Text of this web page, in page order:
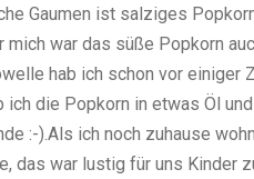
Gaumen ist salziges
mich war das süße Popkorn
hab ich schon vor einiger
ich die Popkorn in etwas Öl
:-).Als ich noch zuhause
das war lustig für uns Kinder